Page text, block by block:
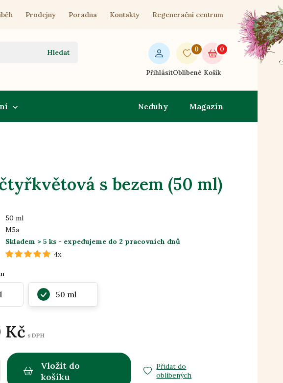
Prodejny Poradna Kontakty Regenerační centrum
Hledat
Přihlásit
0
Oblíbené
0
Košík
Neduhy Magazín
s bezem (50 ml)
50 ml
M5a
Skladem > 5 ks - expedujeme do 2 pracovních dnů
4x
50 ml
Kč s DPH
Vložit do
košíku
Přidat do
oblíbených